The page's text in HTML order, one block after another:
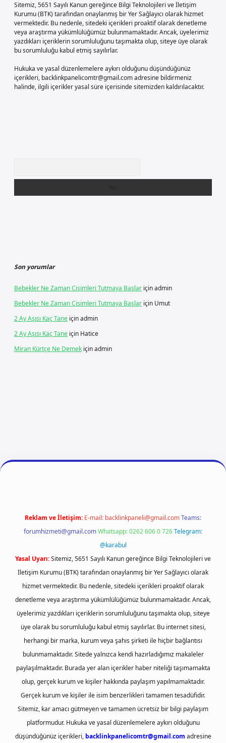
Sitemiz, 5651 Sayılı Kanun gereğince Bilgi Teknolojileri ve İletişim
Kurumu (BTK) tarafından onaylanmış bir Yer Sağlayıcı olarak hizmet
vermektedir. Bu nedenle, sitedeki içerikleri proaktif olarak denetleme
veya araştırma yükümlülüğümüz bulunmamaktadır. Ancak, üyelerimiz
yazdıkları içeriklerin sorumluluğunu taşımakta olup, siteye üye olarak
bu sorumluluğu kabul etmiş sayılırlar.
Hukuka ve yasal düzenlemelere aykırı olduğunu düşündüğünüz
içerikleri, backlinkpanelicomtr@gmail.comadresine bildirmeniz
halinde, ilgili içerikler yasal süre içerisinde sitemizden kaldırılacaktır.
Son yorumlar
Bebekler Ne Zaman Cisimleri Tutmaya Başlar içinadmin
Bebekler Ne Zaman Cisimleri Tutmaya Başlar için Umut
2 Ay Aşısı Kaç Tane içinadmin
2 Ay Aşısı Kaç Tane için Hatice
Miran Kürtçe Ne Demek içinadmin
girişbetexper
Reklam ve İletişim: E-mail: backlinkpaneli@gmail.comTeams:
forumhizmeti@gmail.comWhatsapp: 0262 606 0 726Telegram:
@karabul
Yasal Uyarı:Sitemiz, 5651 Sayılı Kanun gereğince Bilgi Teknolojileri ve
İletişim Kurumu (BTK) tarafından onaylanmış bir Yer Sağlayıcı olarak
hizmet vermektedir. Bu nedenle, sitedeki içerikleri proaktif olarak
denetleme veya araştırma yükümlülüğümüz bulunmamaktadır. Ancak,
üyelerimiz yazdıkları içeriklerin sorumluluğunu taşımakta olup, siteye
üye olarak bu sorumluluğu kabul etmiş sayılırlar. Bu internet sitesi,
herhangi bir marka, kurum veya şahıs şirketi ile hiçbir bağlantısı
bulunmamaktadır. Sitede yalnızca kendi hazırladığımız makaleler
paylaşılmaktadır. Burada yer alan içerikler haber niteliği taşımamakta
olup, gerçek kurum ve kişiler hakkında paylaşım yapılmamaktadır.
Gerçek kurum ve kişiler ile isim benzerlikleri tamamen tesadüfidir.
Sitemiz, kar amacı gütmeyen ve tamamen ücretsiz bir bilgi paylaşım
platformudur. Hukuka ve yasal düzenlemelere aykırı olduğunu
düşündüğünüz içerikleri, backlinkpanelicomtr@gmail.com adresine